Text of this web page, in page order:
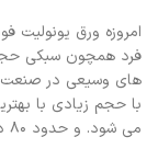
امروزه ورق یونولیت
فرد همچون سبکی حجم
های وسیعی در صنعت
با حجم زیادی با
می شود. و حدود 80 درصد از این تولیدات در داخل مصرف می شود.